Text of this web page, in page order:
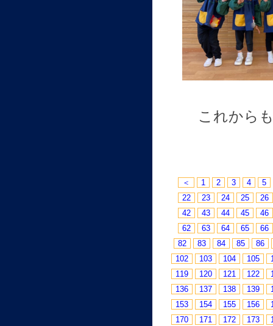
これから
＜ 1 2 3 4
5
22
23 24 25
26
42
43 44 45
46
62
63 64 65
66
82
83 84 85
86
102
103 104 105
119
120 121 122
136
137 138 139
153
154 155 156
170
171 172 173